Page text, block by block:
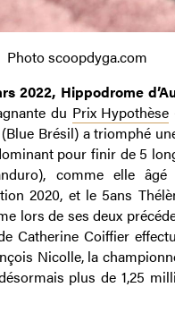
Photo scoopdyga.com
2022, Hippodrome
du Prix Hypothèse
(Blue Brésil) a triomphé
pour finir de 5
comme elle
2020, et le 5ans
lors de ses deux
Catherine Coiffier
Nicolle, la
plus de 1,25